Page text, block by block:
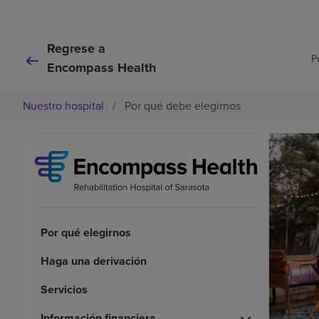
Regrese a
Encompass Health
Nuestro hospital / Por qué debe elegirnos
Por qué elegirnos
Haga una derivación
Servicios